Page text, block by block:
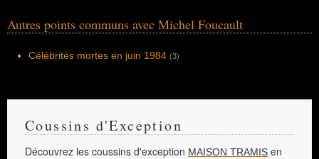
Autres points communs avec Michel Foucault
Célébrités mortes en juin 1984 (3)
Coussins d'Exception
Découvrez les coussins d'exception MAISON TRAMIS en